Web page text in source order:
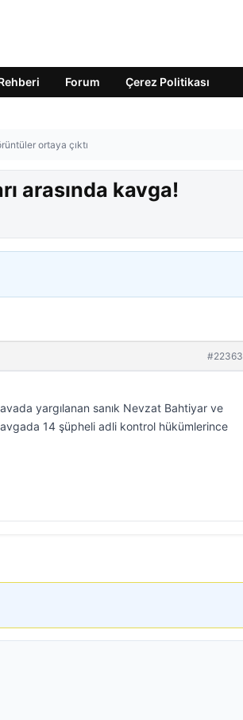
Forum Çerez Politikası
ortaya çıktı
arasında kavga!
#22363
yargılanan sanık Nevzat Bahtiyar ve
14 şüpheli adli kontrol hükümlerince